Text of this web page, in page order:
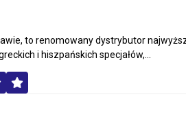
to renomowany dystrybutor
i hiszpańskich specjałów,...